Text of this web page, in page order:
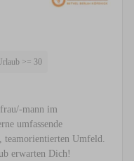
>= 30
mann im
umfassende
teamorientierten Umfeld.
erwarten Dich!